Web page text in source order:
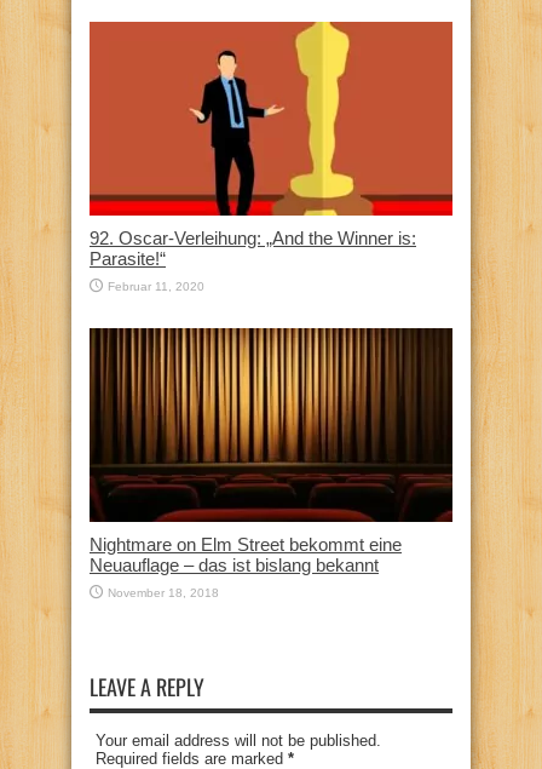
92. Oscar-Verleihung: „And the Winner is:
Parasite!“
Februar 11, 2020
Nightmare on Elm Street bekommt eine
Neuauflage – das ist bislang bekannt
November 18, 2018
LEAVE A REPLY
Your email address will not be published.
Required fields are marked *